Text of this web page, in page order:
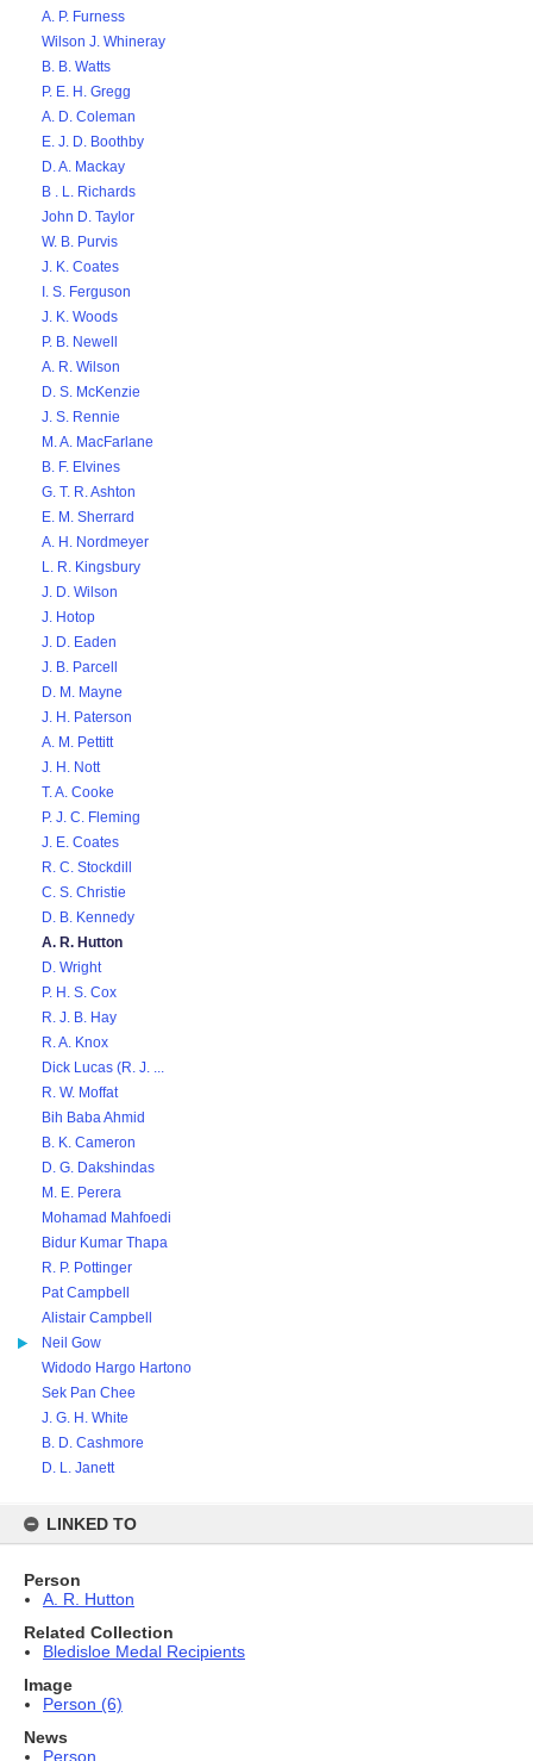
A. P. Furness
Wilson J. Whineray
B. B. Watts
P. E. H. Gregg
A. D. Coleman
E. J. D. Boothby
D. A. Mackay
B . L. Richards
John D. Taylor
W. B. Purvis
J. K. Coates
I. S. Ferguson
J. K. Woods
P. B. Newell
A. R. Wilson
D. S. McKenzie
J. S. Rennie
M. A. MacFarlane
B. F. Elvines
G. T. R. Ashton
E. M. Sherrard
A. H. Nordmeyer
L. R. Kingsbury
J. D. Wilson
J. Hotop
J. D. Eaden
J. B. Parcell
D. M. Mayne
J. H. Paterson
A. M. Pettitt
J. H. Nott
T. A. Cooke
P. J. C. Fleming
J. E. Coates
R. C. Stockdill
C. S. Christie
D. B. Kennedy
A. R. Hutton
D. Wright
P. H. S. Cox
R. J. B. Hay
R. A. Knox
Dick Lucas (R. J. ...
R. W. Moffat
Bih Baba Ahmid
B. K. Cameron
D. G. Dakshindas
M. E. Perera
Mohamad Mahfoedi
Bidur Kumar Thapa
R. P. Pottinger
Pat Campbell
Alistair Campbell
Neil Gow
Widodo Hargo Hartono
Sek Pan Chee
J. G. H. White
B. D. Cashmore
D. L. Janett
LINKED TO
Person
A. R. Hutton
Related Collection
Bledisloe Medal Recipients
Image
Person (6)
News
Person